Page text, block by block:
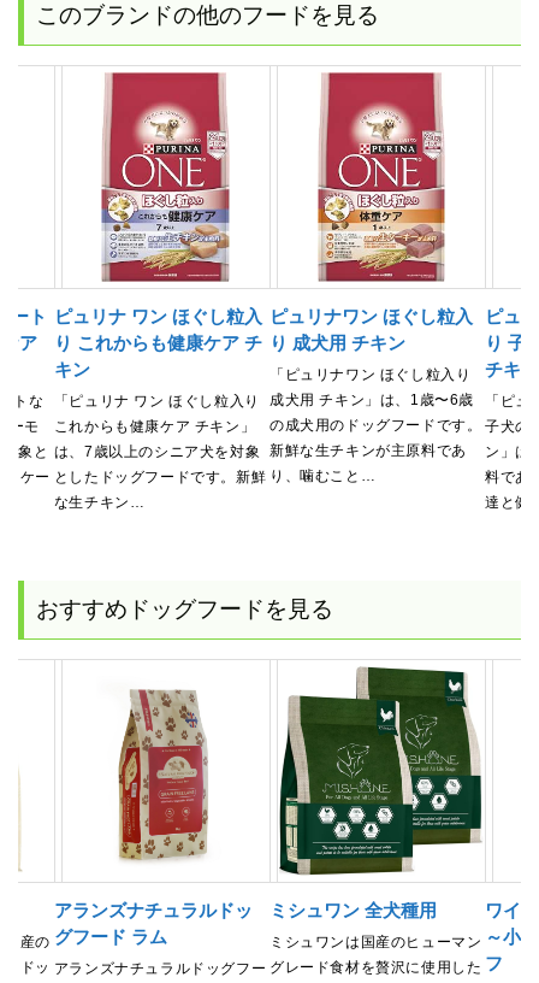
このブランドの他のフードを見る
ート
ア
トな
ーモ
象と
ケー
ピュリナ ワン ほぐし粒入
り これからも健康ケア チ
キン
「ピュリナ ワン ほぐし粒入り
これからも健康ケア チキン」
は、7歳以上のシニア犬を対象
としたドッグフードです。新鮮
な生チキン…
ピュリナワン ほぐし粒入
り 成犬用 チキン
「ピュリナワン ほぐし粒入り
成犬用 チキン」は、1歳〜6歳
の成犬用のドッグフードです。
新鮮な生チキンが主原料であ
り、噛むこと…
ピュ
り 子
チキン
「ピ
子犬の
ン」は
料であ
達と健
おすすめドッグフードを見る
国産の
ドッ
アランズナチュラルドッ
グフード ラム
アランズナチュラルドッグフー
ミシュワン 全犬種用
ミシュワンは国産のヒューマン
グレード食材を贅沢に使用した
ワイ
～小
フ